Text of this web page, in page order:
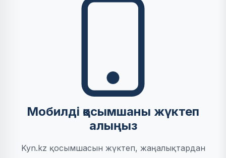
Мобилді қосымшаны жүктеп
алыңыз
Kyn.kz қосымшасын жүктеп, жаңалықтардан